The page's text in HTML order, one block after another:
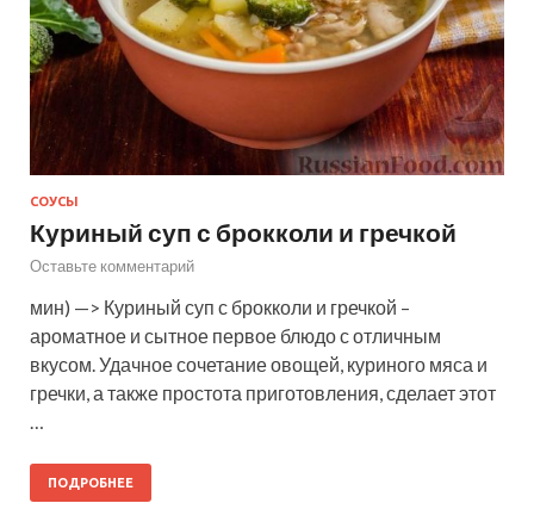
СОУСЫ
Куриный суп с брокколи и гречкой
Оставьте комментарий
мин) —> Куриный суп с брокколи и гречкой –
ароматное и сытное первое блюдо с отличным
вкусом. Удачное сочетание овощей, куриного мяса и
гречки, а также простота приготовления, сделает этот
…
ПОДРОБНЕЕ